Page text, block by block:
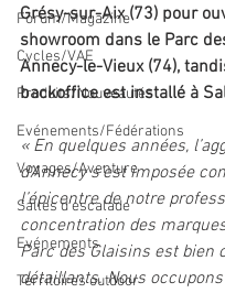
Forum/Magazine
Cycles/VAE
Produits/Nouveautés
Evénements/Fédérations
Voyages/Aventure
Salles d'escalade
Evénements
Territoires outdoor
Grésy-sur-Aix (73) pour
showroom dans le Parc
Annecy-le-Vieux (74),
backoffice est installé à
« En quelques années,
d’Annecy s’est imposée
l’épicentre de notre
concentration des
Parc des Glaisins est bien
détaillants. Nous